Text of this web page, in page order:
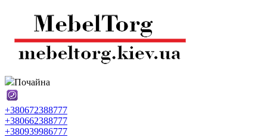
Почайна
+380672388777
+380662388777
+380939986777